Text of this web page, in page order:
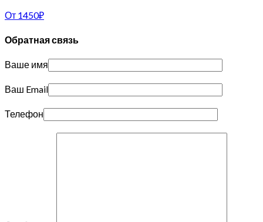
От 1450₽
Обратная связь
Ваше имя
Ваш Email
Телефон